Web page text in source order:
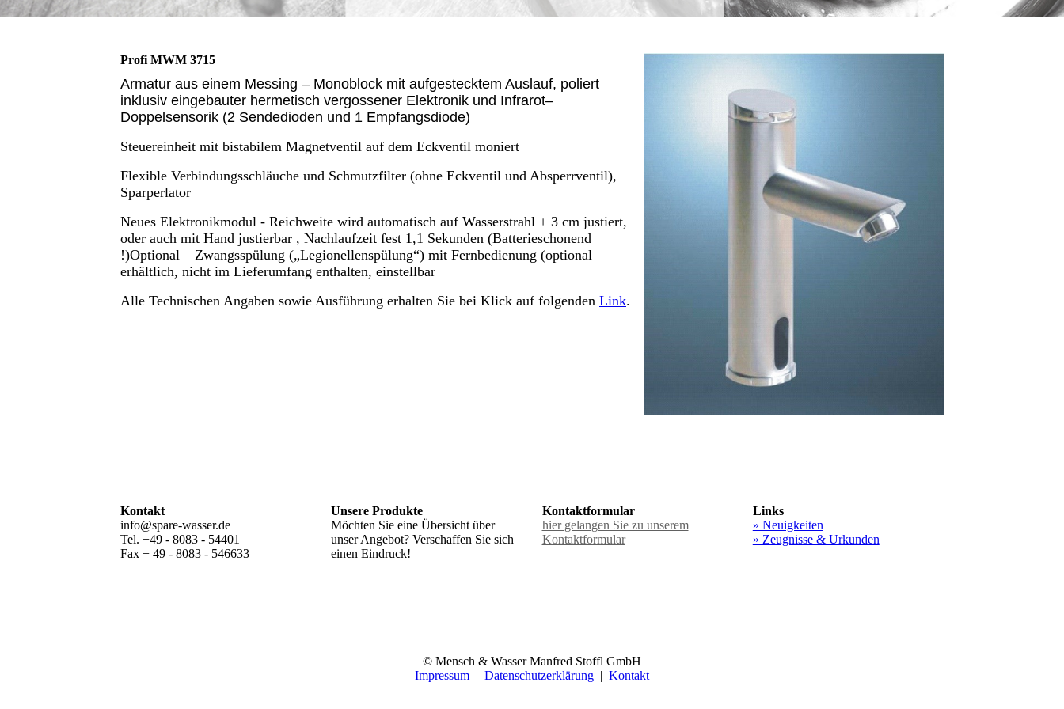
Profi MWM 3715
Armatur aus einem Messing – Monoblock mit aufgestecktem Auslauf, poliert
inklusiv eingebauter hermetisch vergossener Elektronik und Infrarot–
Doppelsensorik (2 Sendedioden und 1 Empfangsdiode)
Steuereinheit mit bistabilem Magnetventil auf dem Eckventil moniert
Flexible Verbindungsschläuche und Schmutzfilter (ohne Eckventil und Absperrventil),
Sparperlator
Neues Elektronikmodul - Reichweite wird automatisch auf Wasserstrahl + 3 cm justiert,
oder auch mit Hand justierbar , Nachlaufzeit fest 1,1 Sekunden (Batterieschonend
!)Optional – Zwangsspülung („Legionellenspülung“) mit Fernbedienung (optional
erhältlich, nicht im Lieferumfang enthalten, einstellbar
Alle Technischen Angaben sowie Ausführung erhalten Sie bei Klick auf folgenden Link.
Kontakt
info@spare-wasser.de
Tel. +49 - 8083 - 54401
Fax + 49 - 8083 - 546633
Unsere Produkte
Möchten Sie eine Übersicht über
unser Angebot? Verschaffen Sie sich
einen Eindruck!
Kontaktformular
hier gelangen Sie zu unserem
Kontaktformular
Links
» Neuigkeiten
» Zeugnisse & Urkunden
© Mensch & Wasser Manfred Stoffl GmbH
Impressum
Datenschutzerklärung Kontakt